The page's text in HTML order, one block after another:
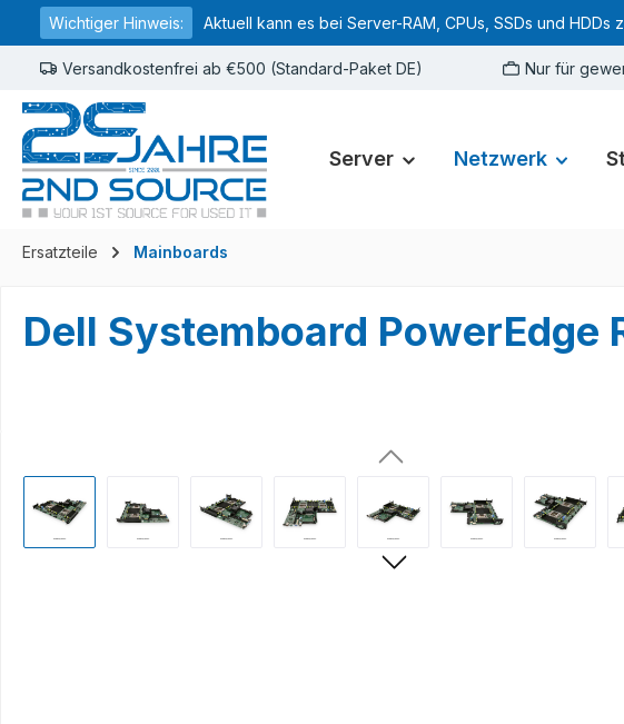
Zur Hauptnavigation springen
Wichtiger Hinweis: Aktuell kann es bei Server-RAM, CPUs, SSDs und
Versandkostenfrei ab €500 (Standard-Paket DE) Nur für
Server Netzwerk
Ersatzteile Mainboards
Dell Systemboard PowerEdge